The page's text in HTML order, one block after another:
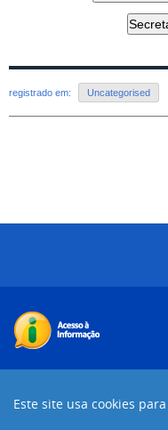
Este site usa cookies
registrado em: Uncategorised
Desenvolvido com